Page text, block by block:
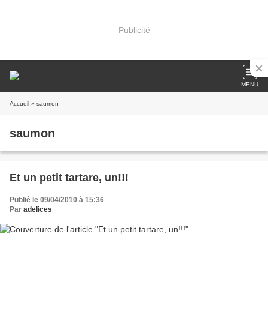
Publicité
MENU
Accueil » saumon
saumon
Et un petit tartare, un!!!
Publié le 09/04/2010 à 15:36
Par adelices